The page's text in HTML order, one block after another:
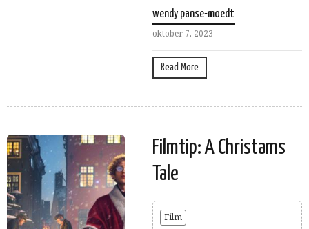
wendy panse-moedt
oktober 7, 2023
Read More
Filmtip: A Christams
Tale
Film